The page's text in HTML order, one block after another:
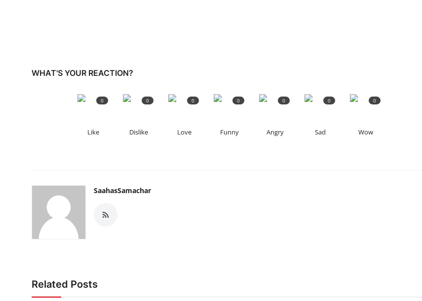
WHAT'S YOUR REACTION?
Like
0
Dislike
0
Love
0
Funny
0
Angry
0
Sad
0
Wow
0
SaahasSamachar
Related Posts